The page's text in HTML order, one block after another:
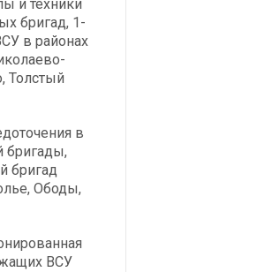
и техники
бригад, 1-
в районах
Толстый
в
бригады,
бригад
Ободы,
ВСУ